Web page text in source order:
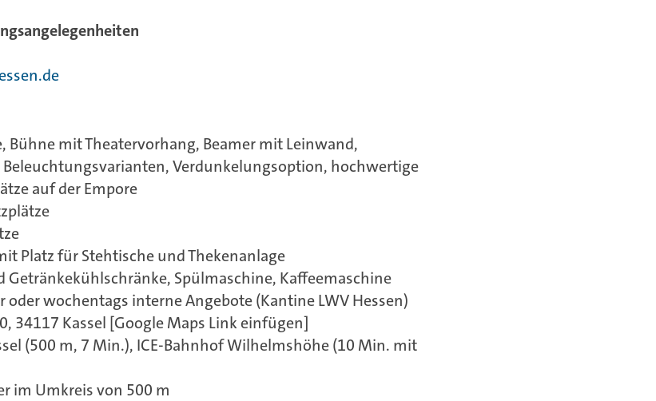
Bühne mit Theatervorhang, Beamer mit Leinwand,
Beleuchtungsvarianten, Verdunkelungsoption, hochwertige
auf der Empore
Platz für Stehtische und Thekenanlage
Getränkekühlschränke, Spülmaschine, Kaffeemaschine
oder wochentags interne Angebote (Kantine LWV Hessen)
34117 Kassel [Google Maps Link einfügen]
(500 m, 7 Min.), ICE-Bahnhof Wilhelmshöhe (10 Min. mit
im Umkreis von 500 m